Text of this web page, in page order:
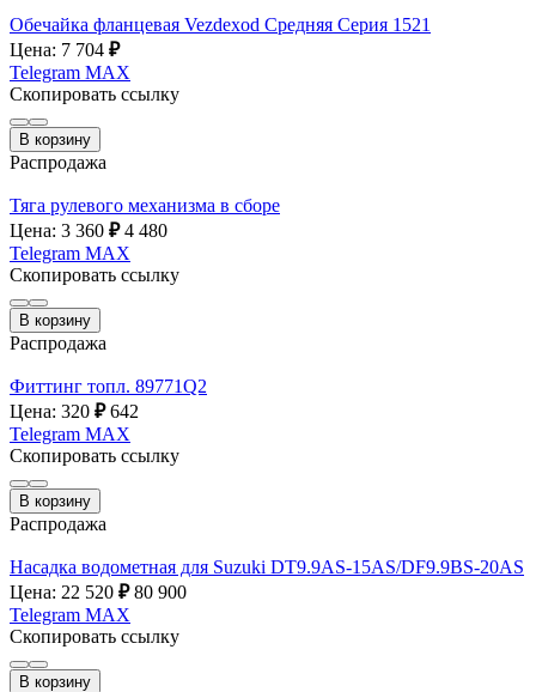
Обечайка фланцевая Vezdexod Средняя Серия 1521
Цена: 7 704 ₽
Telegram MAX
Скопировать ссылку
В корзину
Распродажа
Тяга рулевого механизма в сборе
Цена: 3 360 ₽ 4 480
Telegram MAX
Скопировать ссылку
В корзину
Распродажа
Фиттинг топл. 89771Q2
Цена: 320 ₽ 642
Telegram MAX
Скопировать ссылку
В корзину
Распродажа
Насадка водометная для Suzuki DT9.9AS-15AS/DF9.9BS-20AS
Цена: 22 520 ₽ 80 900
Telegram MAX
Скопировать ссылку
В корзину